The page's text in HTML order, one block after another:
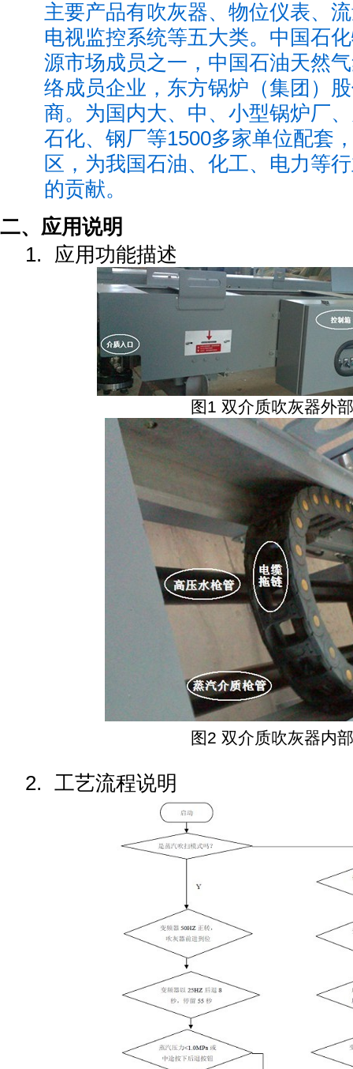
主要产品有吹灰器、物位仪表、
电视监控系统等五大类。中国石
源市场成员之一，中国石油天然
络成员企业，东方锅炉（集团）
商。为国内大、中、小型锅炉厂
石化、钢厂等1500多家单位配套
区，为我国石油、化工、电力等
的贡献。
二、应用说明
1.
应用功能描述
图1 双介质吹灰器外
图2 双介质吹灰器内
2. 工艺流程说明